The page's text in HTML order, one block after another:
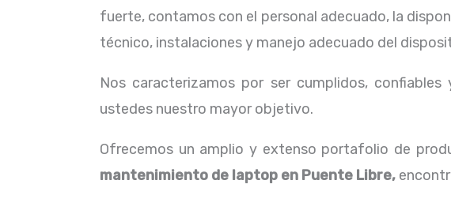
fuerte, contamos con el personal adecuado, la
técnico, instalaciones y manejo adecuado del
Nos caracterizamos por ser cumplidos,
ustedes nuestro mayor objetivo.
Ofrecemos un amplio y extenso portafolio de
mantenimiento de laptop en Puente Libre,